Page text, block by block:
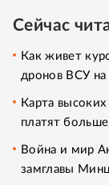
Сейчас
Как живет
дронов ВСУ
Карта
платят
Война и мир
замглавы